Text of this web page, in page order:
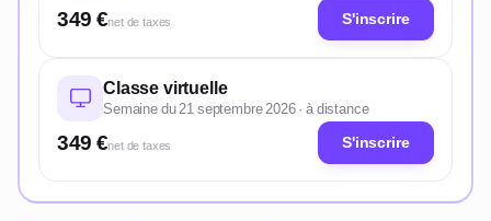
349 €net de taxes S'inscrire
Classe virtuelle
Semaine du 21 septembre 2026 · à distance
349 €net de taxes S'inscrire